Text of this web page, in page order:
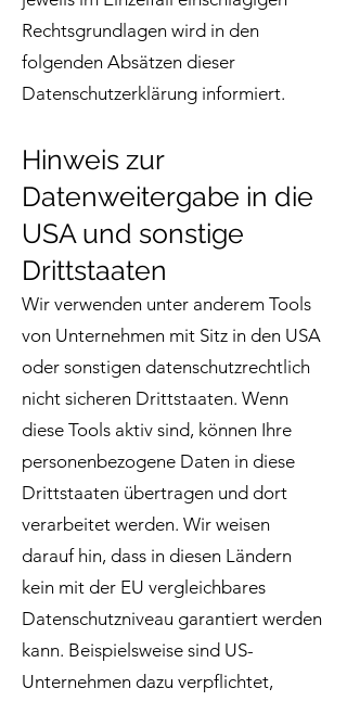
Rechtsgrundlagen wird in den
folgenden Absätzen dieser
Datenschutzerklärung informiert.
Hinweis zur
Datenweitergabe in die
USA und sonstige
Drittstaaten
Wir verwenden unter anderem Tools
von Unternehmen mit Sitz in den USA
oder sonstigen datenschutzrechtlich
nicht sicheren Drittstaaten. Wenn
diese Tools aktiv sind, können Ihre
personenbezogene Daten in diese
Drittstaaten übertragen und dort
verarbeitet werden. Wir weisen
darauf hin, dass in diesen Ländern
kein mit der EU vergleichbares
Datenschutzniveau garantiert werden
kann. Beispielsweise sind US-
Unternehmen dazu verpflichtet,